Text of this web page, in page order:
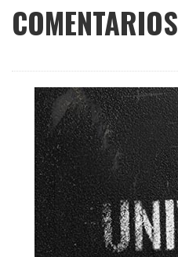
COMENTARIOS